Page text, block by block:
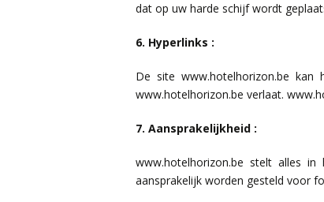
dat op uw harde schijf wordt
6. Hyperlinks :
De site www.hotelhorizon.be
www.hotelhorizon.be verlaat.
7. Aansprakelijkheid :
www.hotelhorizon.be stelt alles
aansprakelijk worden gesteld voor